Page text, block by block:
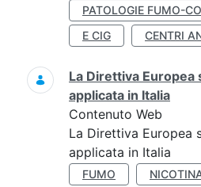
PATOLOGIE FUMO-
E CIG
CENTRI
La Direttiva Europea
applicata in Italia
Contenuto Web
La Direttiva Europea
applicata in Italia
FUMO